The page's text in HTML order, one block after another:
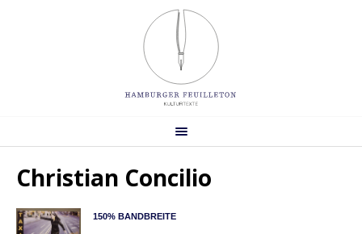
Christian Concilio
150% BANDBREITE